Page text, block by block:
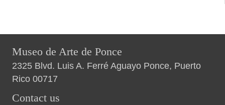
Museo de Arte de Ponce
2325 Blvd. Luis A. Ferré Aguayo Ponce, Puerto
Rico 00717
Contact us